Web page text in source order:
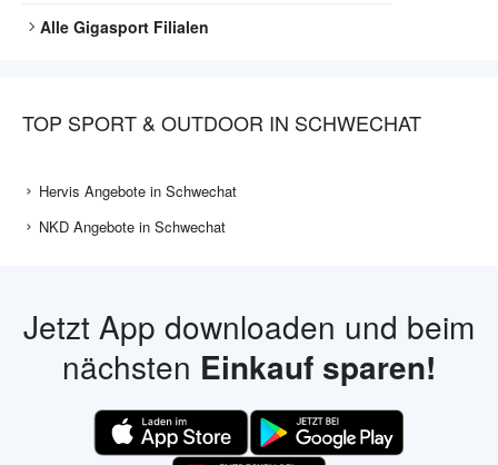
Alle Gigasport Filialen
TOP SPORT & OUTDOOR IN SCHWECHAT
Hervis Angebote in Schwechat
NKD Angebote in Schwechat
Jetzt App downloaden und beim
nächsten Einkauf sparen!